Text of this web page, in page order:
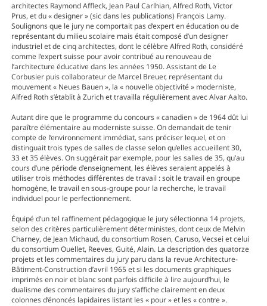
architectes Raymond Affleck, Jean Paul Carlhian, Alfred Roth, Victor
Prus, et du « designer » (sic dans les publications) François Lamy.
Soulignons que le jury ne comportait pas d’expert en éducation ou de
représentant du milieu scolaire mais était composé d’un designer
industriel et de cinq architectes, dont le célèbre Alfred Roth, considéré
comme l’expert suisse pour avoir contribué au renouveau de
l’architecture éducative dans les années 1950. Assistant de Le
Corbusier puis collaborateur de Marcel Breuer, représentant du
mouvement « Neues Bauen », la « nouvelle objectivité » moderniste,
Alfred Roth s’établit à Zurich et travailla régulièrement avec Alvar Aalto.
Autant dire que le programme du concours « canadien » de 1964 dût lui
paraître élémentaire au moderniste suisse. On demandait de tenir
compte de l’environnement immédiat, sans préciser lequel, et on
distinguait trois types de salles de classe selon qu’elles accueillent 30,
33 et 35 élèves. On suggérait par exemple, pour les salles de 35, qu’au
cours d’une période d’enseignement, les élèves seraient appelés à
utiliser trois méthodes différentes de travail : soit le travail en groupe
homogène, le travail en sous-groupe pour la recherche, le travail
individuel pour le perfectionnement.
Équipé d’un tel raffinement pédagogique le jury sélectionna 14 projets,
selon des critères particulièrement déterministes, dont ceux de Melvin
Charney, de Jean Michaud, du consortium Rosen, Caruso, Vecsei et celui
du consortium Ouellet, Reeves, Guité, Alain. La description des quatorze
projets et les commentaires du jury paru dans la revue Architecture-
Bâtiment-Construction d’avril 1965 et si les documents graphiques
imprimés en noir et blanc sont parfois difficile à lire aujourd’hui, le
dualisme des commentaires du jury s’affiche clairement en deux
colonnes d’énoncés lapidaires listant les « pour » et les « contre ».